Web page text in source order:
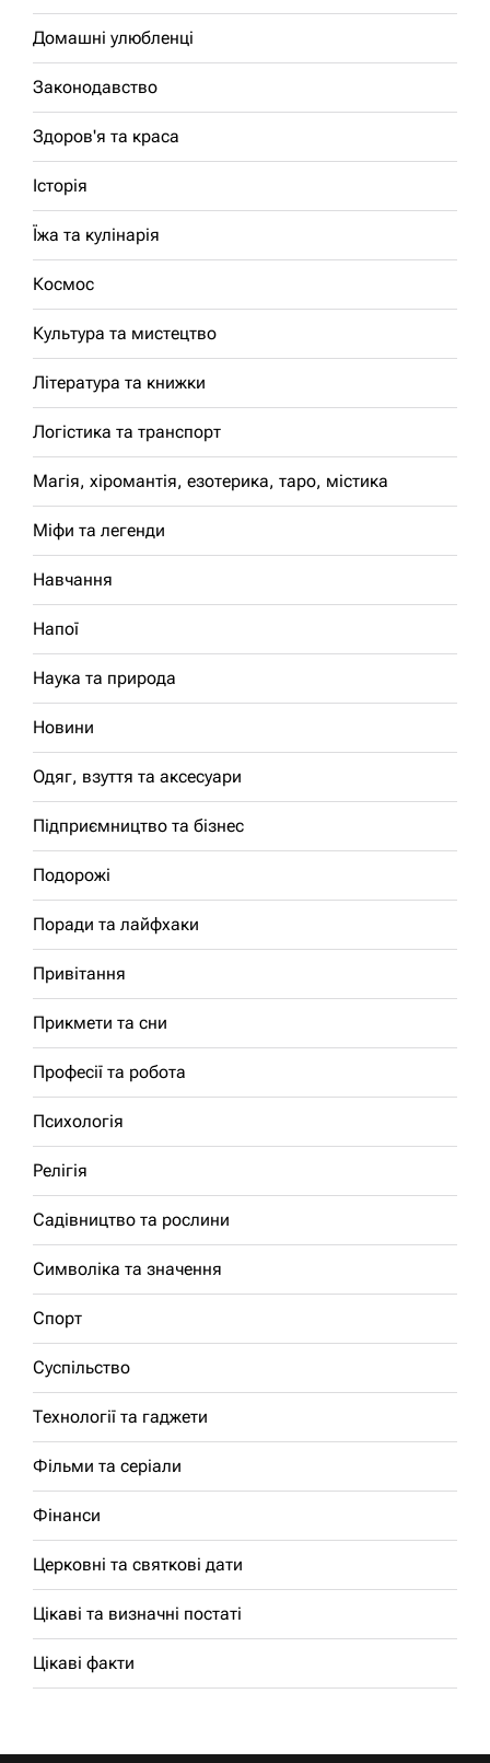
Домашні улюбленці
Законодавство
Здоров'я та краса
Історія
Їжа та кулінарія
Космос
Культура та мистецтво
Література та книжки
Логістика та транспорт
Магія, хіромантія, езотерика, таро, містика
Міфи та легенди
Навчання
Напої
Наука та природа
Новини
Одяг, взуття та аксесуари
Підприємництво та бізнес
Подорожі
Поради та лайфхаки
Привітання
Прикмети та сни
Професії та робота
Психологія
Релігія
Садівництво та рослини
Символіка та значення
Спорт
Суспільство
Технології та гаджети
Фільми та серіали
Фінанси
Церковні та святкові дати
Цікаві та визначні постаті
Цікаві факти